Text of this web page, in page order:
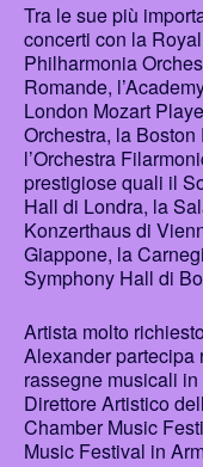
Tra le sue più
concerti con la
Philharmonia
Romande,
London Mozart
Orchestra, la
l’Orchestra
prestigiose quali il
Hall di Londra, la
Konzerthaus di
Giappone, la
Symphony Hall di
Artista molto
Alexander partecipa
rassegne musicali
Direttore Artistico
Chamber Music
Music Festival in